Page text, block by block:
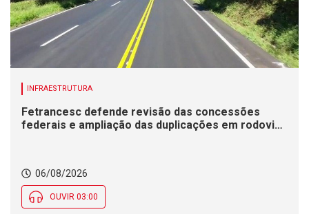
INFRAESTRUTURA
Fetrancesc defende revisão das concessões
federais e ampliação das duplicações em rodovias
06/08/2026
OUVIR 03:00